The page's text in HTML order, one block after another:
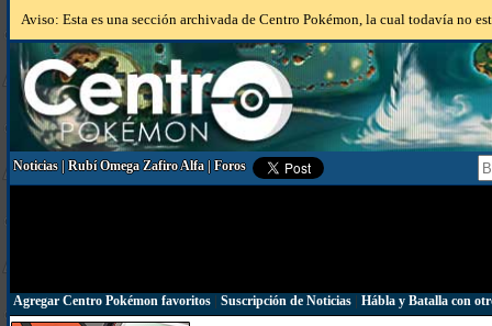
Aviso: Esta es una sección archivada de Centro Pokémon, la cual todavía no
Noticias|Rubí Omega Zafiro Alfa|Foros
Agregar Centro Pokémon favoritos| Suscripción de Noticias| Hábla y Batalla con